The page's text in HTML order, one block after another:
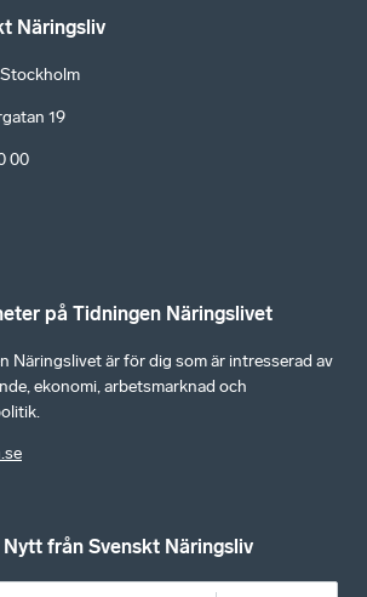
Näringsliv
19
00
på Tidningen Näringslivet
Näringslivet är för dig som är intresserad av
ekonomi, arbetsmarknad och
från Svenskt Näringsliv